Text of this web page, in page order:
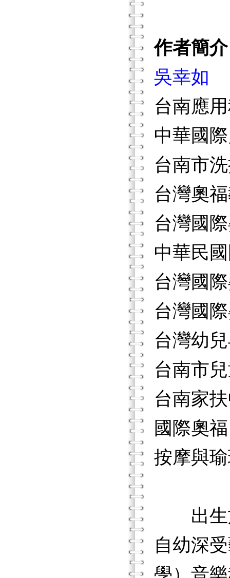
作者簡介
吳幸如
台南應
中華國
台南市
台灣奧
台灣國
中華民
台灣國
台灣國
台灣幼
台南市
台南家
國際奧
按摩與
出生於
自幼深